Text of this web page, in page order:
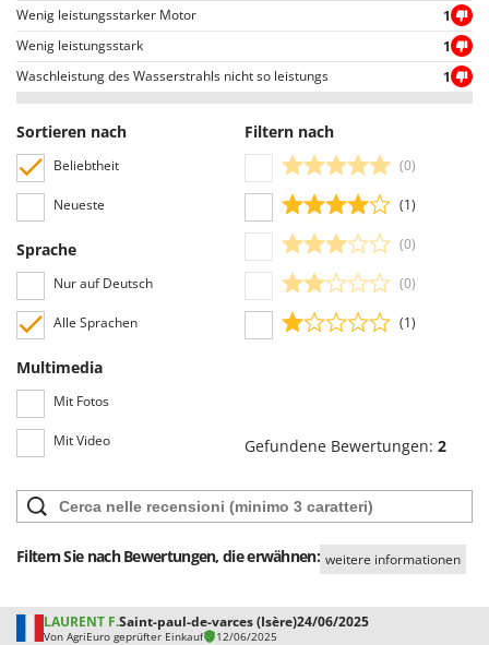
Wenig leistungsstarker Motor
1
Wenig leistungsstark
1
Waschleistung des Wasserstrahls nicht so leistungs
1
Sortieren nach
Beliebtheit
Neueste
Sprache
Nur auf Deutsch
Alle Sprachen
Multimedia
Mit Fotos
Mit Video
Filtern nach
(0)
(1)
(0)
(0)
(1)
Gefundene Bewertungen: 2
Filtern Sie nach Bewertungen, die erwähnen: weitere informationen
LAURENT F.Saint-paul-de-varces (Isère)24/06/2025
Von AgriEuro geprüfter Einkauf 12/06/2025